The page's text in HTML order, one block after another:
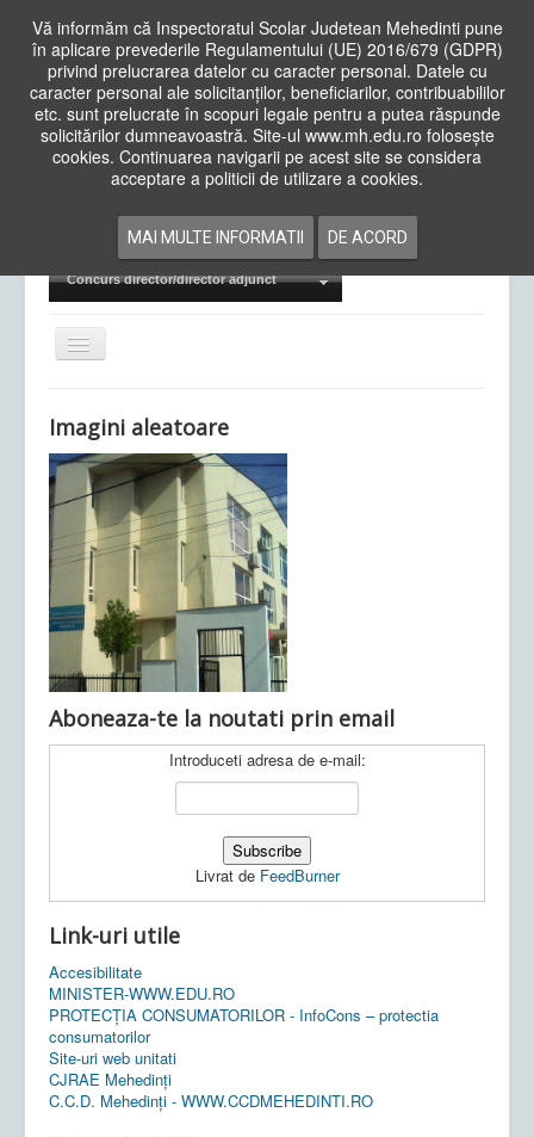
Vă informăm că Inspectoratul Scolar Judetean Mehedinti pune
în aplicare prevederile Regulamentului (UE) 2016/679 (GDPR)
privind prelucrarea datelor cu caracter personal. Datele cu
caracter personal ale solicitanților, beneficiarilor, contribuabililor
etc. sunt prelucrate în scopuri legale pentru a putea răspunde
solicitărilor dumneavoastră. Site-ul www.mh.edu.ro folosește
cookies. Continuarea navigarii pe acest site se considera
acceptare a politicii de utilizare a cookies.
MAI MULTE INFORMATII DE ACORD
Cauta
in
siteAcasa Cadre Didactice
Examene Naționale
Concurs director/director adjunct
Comută
navigarea
Ultimele articole: Vi, 04.11.2022 -
Județean Mehedinți
Imagini aleatoare
Aboneaza-te la noutati prin email
Introduceti adresa de e-mail:
Livrat de FeedBurner
Link-uri utile
Accesibilitate
MINISTER-WWW.EDU.RO
PROTECȚIA CONSUMATORILOR - InfoCons – protectia
consumatorilor
Site-uri web unitati
CJRAE Mehedinți
C.C.D. Mehedinţi - WWW.CCDMEHEDINTI.RO